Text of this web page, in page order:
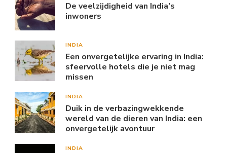
De veelzijdigheid van India’s
inwoners
INDIA
Een onvergetelijke ervaring in India:
sfeervolle hotels die je niet mag
missen
INDIA
Duik in de verbazingwekkende
wereld van de dieren van India: een
onvergetelijk avontuur
INDIA